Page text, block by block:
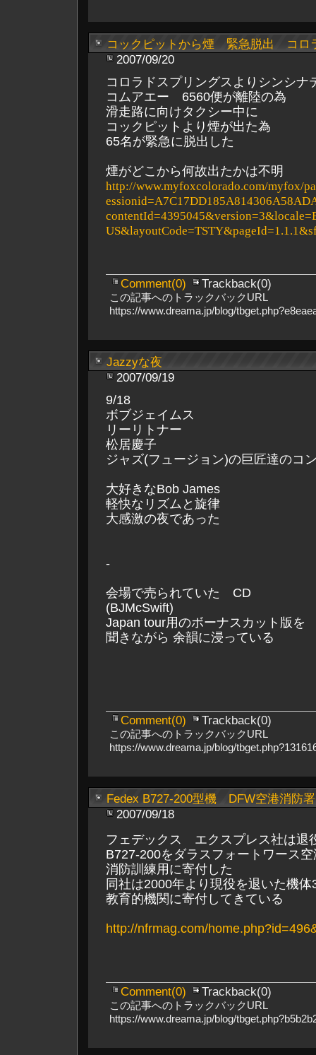
コックピットから煙 緊急脱出 コロ
2007/09/20
コロラドスプリングスよりシンシナ
コムアエー 6560便が離陸の為
滑走路に向けタクシー中に
コックピットより煙が出た為
65名が緊急に脱出した
煙がどこから何故出たかは不明
http://www.myfoxcolorado.com/myfox/
Comment(0) Trackback(0)
この記事へのトラックバックURL
https://www.dreama.jp/blog/
Jazzyな夜
2007/09/19
9/18
ボブジェイムス
リーリトナー
松居慶子
ジャズ(フュージョン)の巨匠達のコ
大好きなBob James
軽快なリズムと旋律
大感激の夜であった
-
会場で売られていた CD
(BJMcSwift)
Japan tour用のボーナスカット版を
聞きながら 余韻に浸っている
Comment(0) Trackback(0)
この記事へのトラックバックURL
https://www.dreama.jp/blog/
Fedex B727-200型機 DFW空港消防
2007/09/18
フェデックス エクスプレス社は退
B727-200をダラスフォートワース
消防訓練用に寄付した
同社は2000年より現役を退いた機
教育的機関に寄付してきている
http://nfrmag.com/
Comment(0) Trackback(0)
この記事へのトラックバックURL
https://www.dreama.jp/blog/